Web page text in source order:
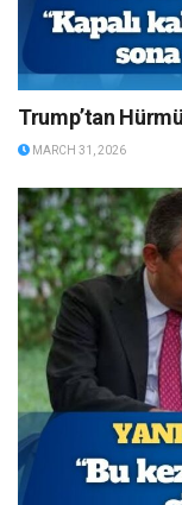
Trump’tan
MARCH 31, 2026